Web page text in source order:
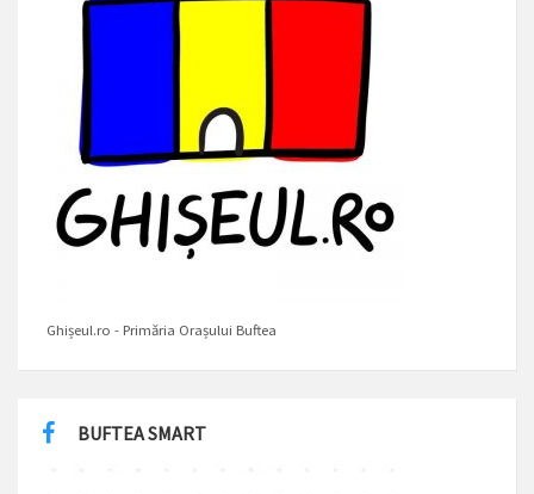
Ghișeul.ro - Primăria Orașului Buftea
BUFTEA SMART